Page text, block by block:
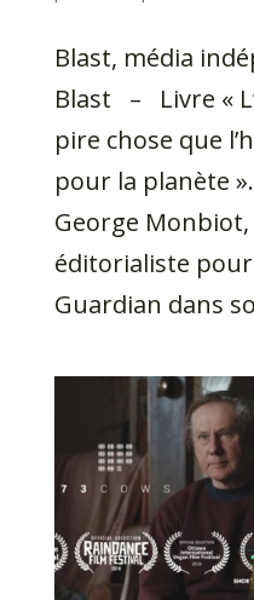
Blast, média
Blast – Livre «
pire chose que
pour la planète
George
éditorialiste
Guardian dans